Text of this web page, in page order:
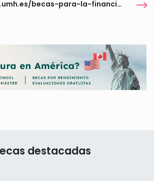
https://estudios.umh.es/becas-para-la-financiacion-de-la-matricula-de-estudiantes-de-grado-y-master-universitario
destacadas